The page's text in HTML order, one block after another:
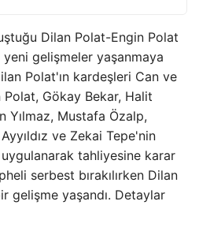
Dilan Polat-Engin Polat
gelişmeler yaşanmaya
Polat'ın kardeşleri Can ve
Polat, Gökay Bekar, Halit
Yılmaz, Mustafa Özalp,
ve Zekai Tepe'nin
tahliyesine karar
serbest bırakılırken Dilan
gelişme yaşandı. Detaylar